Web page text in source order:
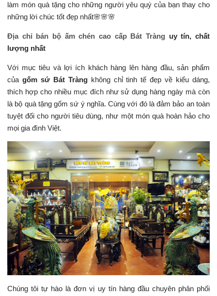
làm món quà tặng cho những người yêu quý của bạn thay cho
những lời chúc tốt đẹp nhất🌸🌸🌸
Địa chỉ bán bộ ấm chén cao cấp Bát Tràng uy tín, chất
lượng nhất
Với mục tiêu và lợi ích khách hàng lên hàng đầu, sản phẩm
của gốm sứ Bát Tràngkhông chỉ tinh tế đẹp về kiểu dáng,
thích hợp cho nhiều mục đích như sử dụng hàng ngày mà còn
là bộ quà tặng gốm sứ ý nghĩa. Cùng với đó là đảm bảo an toàn
tuyệt đối cho người tiêu dùng, như một món quà hoàn hảo cho
mọi gia đình Việt.
Chúng tôi tự hào là đơn vị uy tín hàng đầu chuyên phân phối